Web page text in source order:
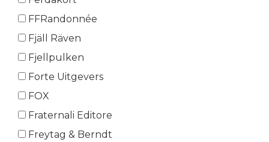
FFRandonnée
Fjäll Räven
Fjellpulken
Forte Uitgevers
FOX
Fraternali Editore
Freytag & Berndt